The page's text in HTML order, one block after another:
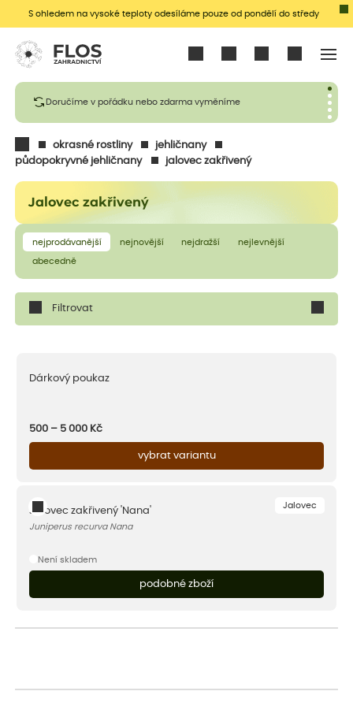
S ohledem na vysoké teploty odesíláme pouze od pondělí do středy
Doručíme v pořádku nebo zdarma vyměníme
okrasné rostliny
jehličnany
půdopokryvné jehličnany
jalovec zakřivený
Jalovec zakřivený
nejprodávanější nejnovější nejdražší nejlevnější
abecedně
Filtrovat
Dárkový poukaz
500 – 5 000 Kč
vybrat variantu
Jalovec
Jalovec zakřivený 'Nana'
Juniperus recurva Nana
Není skladem
podobné zboží